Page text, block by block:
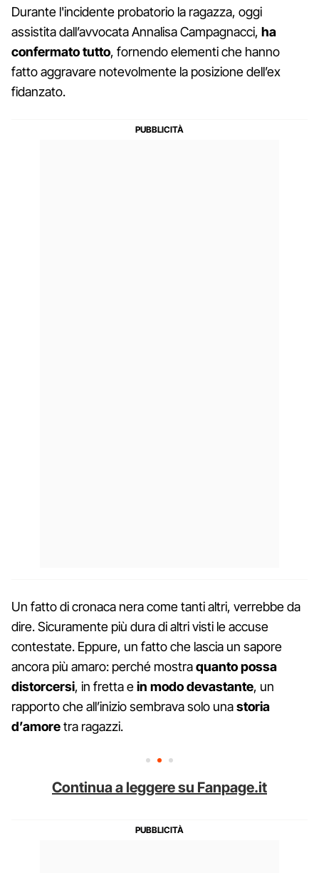
Durante l'incidente probatorio la ragazza, oggi
assistita dall’avvocata Annalisa Campagnacci, ha
confermato tutto, fornendo elementi che hanno
fatto aggravare notevolmente la posizione dell’ex
fidanzato.
Un fatto di cronaca nera come tanti altri, verrebbe da
dire. Sicuramente più dura di altri visti le accuse
contestate. Eppure, un fatto che lascia un sapore
ancora più amaro: perché mostraquanto possa
distorcersi, in fretta ein modo devastante, un
rapporto che all’inizio sembrava solo unastoria
d’amoretra ragazzi.
Continua a leggere su Fanpage.it